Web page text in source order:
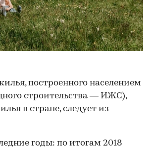
построенного населением
строительства — ИЖС),
в стране, следует из
годы: по итогам 2018